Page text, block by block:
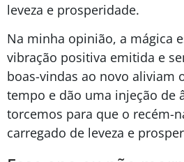
leveza e prosperidade.
Na minha opinião, a mágica
vibração positiva emitida e
boas-vindas ao novo aliviam
tempo e dão uma injeção de
torcemos para que o recém-
carregado de leveza e